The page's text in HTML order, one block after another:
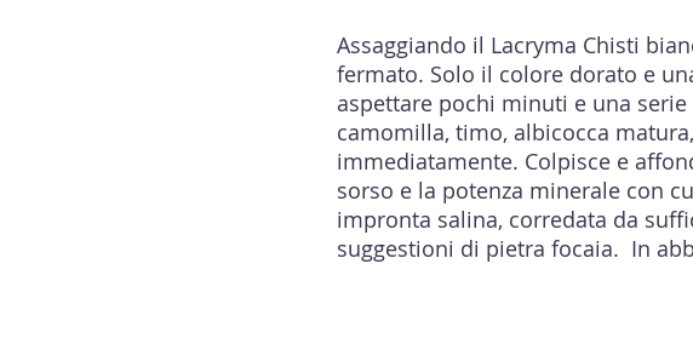
Assaggiando il Lacryma Chisti
fermato. Solo il colore dorato e
aspettare pochi minuti e una
camomilla, timo, albicocca
immediatamente. Colpisce e
sorso e la potenza minerale con
impronta salina, corredata da
suggestioni di pietra focaia. In